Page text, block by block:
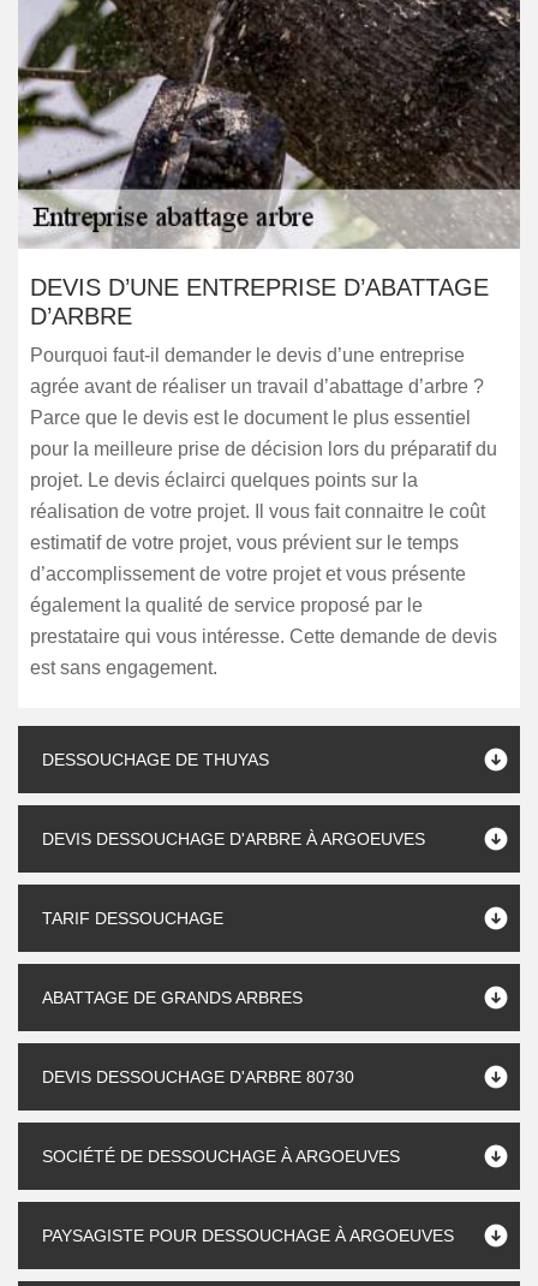
DEVIS D’UNE ENTREPRISE D’ABATTAGE
D’ARBRE
Pourquoi faut-il demander le devis d’une entreprise
agrée avant de réaliser un travail d’abattage d’arbre ?
Parce que le devis est le document le plus essentiel
pour la meilleure prise de décision lors du préparatif du
projet. Le devis éclairci quelques points sur la
réalisation de votre projet. Il vous fait connaitre le coût
estimatif de votre projet, vous prévient sur le temps
d’accomplissement de votre projet et vous présente
également la qualité de service proposé par le
prestataire qui vous intéresse. Cette demande de devis
est sans engagement.
DESSOUCHAGE DE THUYAS
DEVIS DESSOUCHAGE D'ARBRE À ARGOEUVES
TARIF DESSOUCHAGE
ABATTAGE DE GRANDS ARBRES
DEVIS DESSOUCHAGE D'ARBRE 80730
SOCIÉTÉ DE DESSOUCHAGE À ARGOEUVES
PAYSAGISTE POUR DESSOUCHAGE À ARGOEUVES